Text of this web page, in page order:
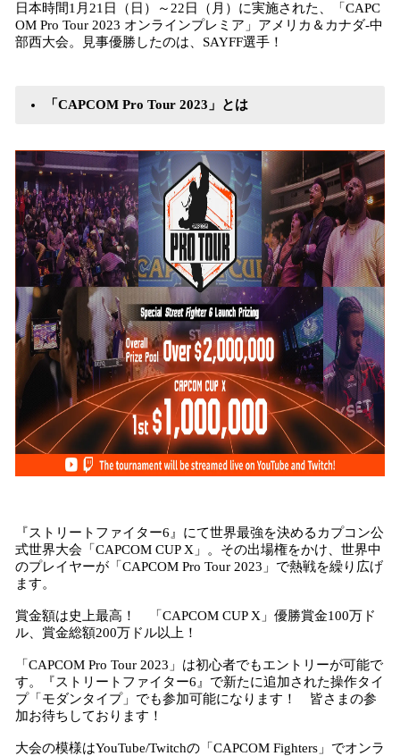
日本時間1月21日（日）～22日（月）に実施された、「CAPC
OM Pro Tour 2023 オンラインプレミア」アメリカ＆カナダ-中
部西大会。見事優勝したのは、SAYFF選手！
「CAPCOM Pro Tour 2023」とは
『ストリートファイター6』にて世界最強を決めるカプコン公
式世界大会「CAPCOM CUP X」。その出場権をかけ、世界中
のプレイヤーが「CAPCOM Pro Tour 2023」で熱戦を繰り広げ
ます。
賞金額は史上最高！ 「CAPCOM CUP X」優勝賞金100万ド
ル、賞金総額200万ドル以上！
「CAPCOM Pro Tour 2023」は初心者でもエントリーが可能で
す。『ストリートファイター6』で新たに追加された操作タイ
プ「モダンタイプ」でも参加可能になります！ 皆さまの参
加お待ちしております！
大会の模様はYouTube/Twitchの「CAPCOM Fighters」でオンラ